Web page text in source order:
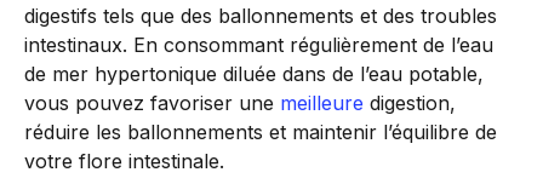
digestifs tels que des ballonnements et des troubles
intestinaux. En consommant régulièrement de l’eau
de mer hypertonique diluée dans de l’eau potable,
vous pouvez favoriser une meilleure digestion,
réduire les ballonnements et maintenir l’équilibre de
votre flore intestinale.